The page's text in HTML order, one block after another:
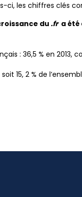
ci, les chiffres clés
du .fra été
: 36,5 % en 2013,
soit 15, 2 % de